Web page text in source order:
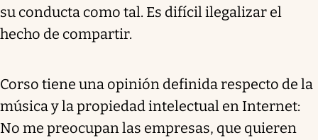
su conducta como tal. Es difícil ilegalizar el
hecho de compartir.
Corso tiene una opinión definida respecto de la
música y la propiedad intelectual en Internet:
No me preocupan las empresas, que quieren